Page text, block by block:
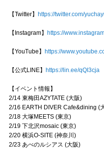
【Twitter】 https://twitter.com/
【Instagram】 https://
【YouTube】 https://
【公式LINE】 https://lin.ee/qQI3cja
【イベント情報】
2/14 東梅田AZYTATE (大阪)
2/16 EARTH DIVER Cafe&dining (
2/18 大塚MEETS (東京)
2/19 下北沢mosaic (東京)
2/20 横浜O-SITE (神奈川)
2/23 あべのルシアス (大阪)